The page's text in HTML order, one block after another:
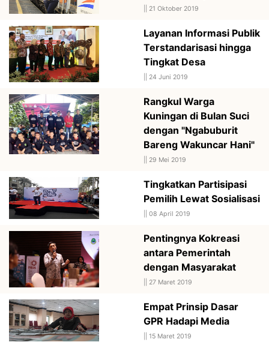
21 Oktober 2019
Layanan Informasi Publik
Terstandarisasi hingga
Tingkat Desa
24 Juni 2019
Rangkul Warga
Kuningan di Bulan Suci
dengan "Ngabuburit
Bareng Wakuncar Hani"
29 Mei 2019
Tingkatkan Partisipasi
Pemilih Lewat Sosialisasi
08 April 2019
Pentingnya Kokreasi
antara Pemerintah
dengan Masyarakat
27 Maret 2019
Empat Prinsip Dasar
GPR Hadapi Media
15 Maret 2019